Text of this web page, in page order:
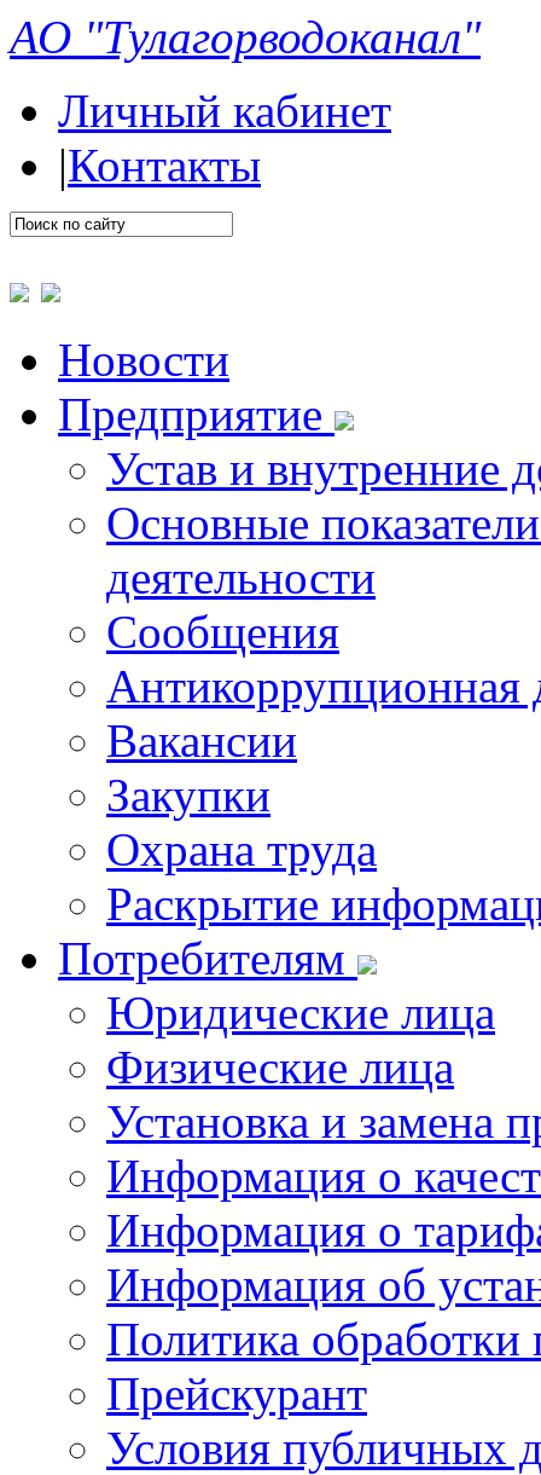
АО "Тулагорводоканал"
Личный кабинет
|Контакты
Новости
Предприятие
Устав и внутренние
Основные
деятельности
Сообщения
Антикоррупционная
Вакансии
Закупки
Охрана труда
Раскрытие
Потребителям
Юридические лица
Физические лица
Установка и замена
Информация о
Информация о
Информация об
Политика
Прейскурант
Условия публичных